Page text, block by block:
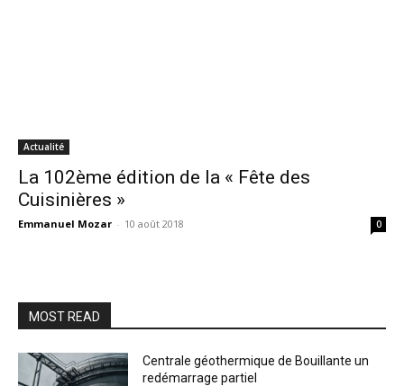
Actualité
La 102ème édition de la « Fête des
Cuisinières »
Emmanuel Mozar - 10 août 2018 0
MOST READ
Centrale géothermique de Bouillante un
redémarrage partiel